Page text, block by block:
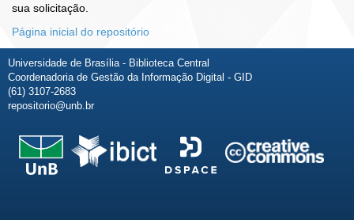
sua solicitação.
Página inicial do repositório
Universidade de Brasília - Biblioteca Central
Coordenadoria de Gestão da Informação Digital - GID
(61) 3107-2683
repositorio@unb.br